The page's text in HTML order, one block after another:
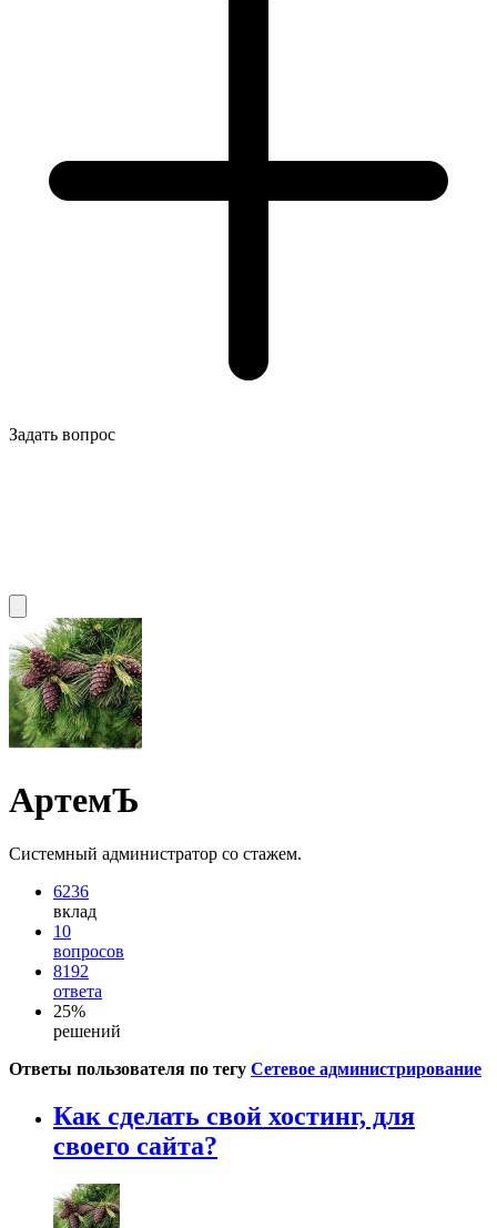
Задать вопрос
АртемЪ
Системный администратор со стажем.
6236
вклад
10
вопросов
8192
ответа
25%
решений
Ответы пользователя по тегу Сетевое администрирование
Как сделать свой хостинг, для
своего сайта?